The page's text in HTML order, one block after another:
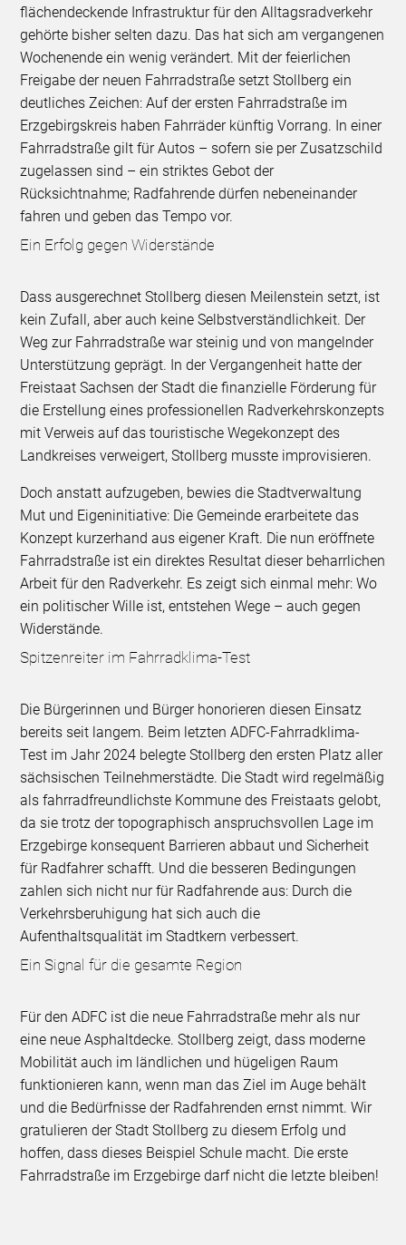
flächendeckende Infrastruktur für den Alltagsradverkehr
gehörte bisher selten dazu. Das hat sich am vergangenen
Wochenende ein wenig verändert. Mit der feierlichen
Freigabe der neuen Fahrradstraße setzt Stollberg ein
deutliches Zeichen: Auf der ersten Fahrradstraße im
Erzgebirgskreis haben Fahrräder künftig Vorrang. In einer
Fahrradstraße gilt für Autos – sofern sie per Zusatzschild
zugelassen sind – ein striktes Gebot der
Rücksichtnahme; Radfahrende dürfen nebeneinander
fahren und geben das Tempo vor.
Ein Erfolg gegen Widerstände
Dass ausgerechnet Stollberg diesen Meilenstein setzt, ist
kein Zufall, aber auch keine Selbstverständlichkeit. Der
Weg zur Fahrradstraße war steinig und von mangelnder
Unterstützung geprägt. In der Vergangenheit hatte der
Freistaat Sachsen der Stadt die finanzielle Förderung für
die Erstellung eines professionellen Radverkehrskonzepts
mit Verweis auf das touristische Wegekonzept des
Landkreises verweigert, Stollberg musste improvisieren.
Doch anstatt aufzugeben, bewies die Stadtverwaltung
Mut und Eigeninitiative: Die Gemeinde erarbeitete das
Konzept kurzerhand aus eigener Kraft. Die nun eröffnete
Fahrradstraße ist ein direktes Resultat dieser beharrlichen
Arbeit für den Radverkehr. Es zeigt sich einmal mehr: Wo
ein politischer Wille ist, entstehen Wege – auch gegen
Widerstände.
Spitzenreiter im Fahrradklima-Test
Die Bürgerinnen und Bürger honorieren diesen Einsatz
bereits seit langem. Beim letzten ADFC-Fahrradklima-
Test im Jahr 2024 belegte Stollberg den ersten Platz aller
sächsischen Teilnehmerstädte. Die Stadt wird regelmäßig
als fahrradfreundlichste Kommune des Freistaats gelobt,
da sie trotz der topographisch anspruchsvollen Lage im
Erzgebirge konsequent Barrieren abbaut und Sicherheit
für Radfahrer schafft. Und die besseren Bedingungen
zahlen sich nicht nur für Radfahrende aus: Durch die
Verkehrsberuhigung hat sich auch die
Aufenthaltsqualität im Stadtkern verbessert.
Ein Signal für die gesamte Region
Für den ADFC ist die neue Fahrradstraße mehr als nur
eine neue Asphaltdecke. Stollberg zeigt, dass moderne
Mobilität auch im ländlichen und hügeligen Raum
funktionieren kann, wenn man das Ziel im Auge behält
und die Bedürfnisse der Radfahrenden ernst nimmt. Wir
gratulieren der Stadt Stollberg zu diesem Erfolg und
hoffen, dass dieses Beispiel Schule macht. Die erste
Fahrradstraße im Erzgebirge darf nicht die letzte bleiben!